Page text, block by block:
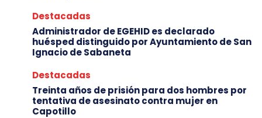
Destacadas
Administrador de EGEHID es declarado
huésped distinguido por Ayuntamiento de San
Ignacio de Sabaneta
Destacadas
Treinta años de prisión para dos hombres por
tentativa de asesinato contra mujer en
Capotillo